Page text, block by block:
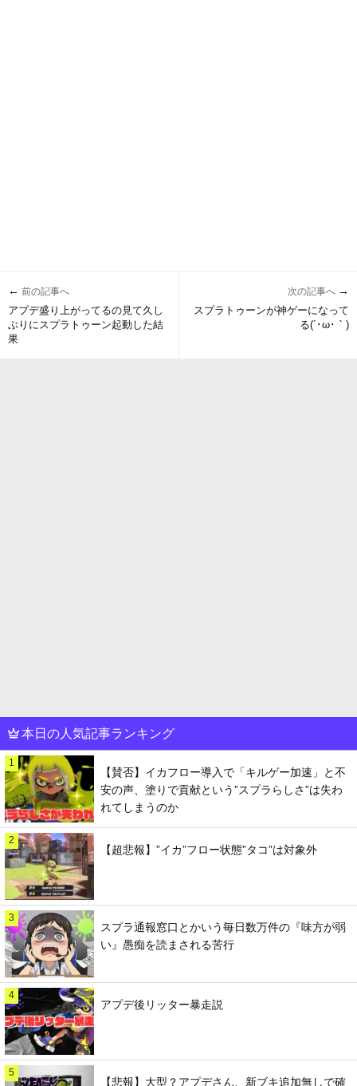
← 前の記事へ
アプデ盛り上がってるの見て久し
ぶりにスプラトゥーン起動した結
果
次の記事へ →
スプラトゥーンが神ゲーになって
る(´･ω･｀)
本日の人気記事ランキング
1
【賛否】イカフロー導入で「キルゲー加速」と不
安の声、塗りで貢献という”スプラらしさ”は失わ
れてしまうのか
2
【超悲報】”イカ”フロー状態”タコ”は対象外
3
スプラ通報窓口とかいう毎日数万件の『味方が弱
い』愚痴を読まされる苦行
4
アプデ後リッター暴走説
5
【悲報】大型？アプデさん、新ブキ追加無しで確